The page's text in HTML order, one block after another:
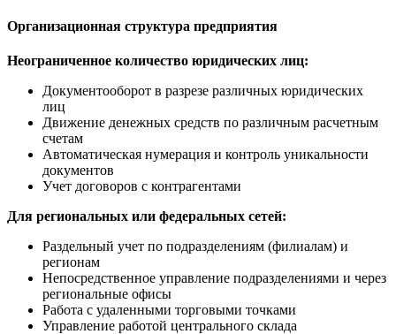
Организационная структура предприятия
Неограниченное количество юридических лиц:
Документооборот в разрезе различных юридических
лиц
Движение денежных средств по различным расчетным
счетам
Автоматическая нумерация и контроль уникальности
документов
Учет договоров с контрагентами
Для региональных или федеральных сетей:
Раздельный учет по подразделениям (филиалам) и
регионам
Непосредственное управление подразделениями и через
региональные офисы
Работа с удаленными торговыми точками
Управление работой центрального склада